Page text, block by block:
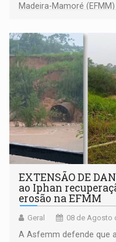
Madeira-Mamoré (EFMM)
EXTENSÃO DE
ao Iphan
erosão na EFMM
Geral 08 de Agosto
A Asfemm defende que